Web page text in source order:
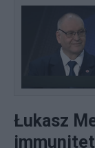
Łukasz